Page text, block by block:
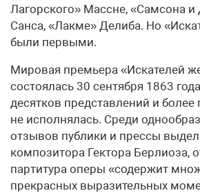
Лагорского» Массне, «Самсона и
Санса, «Лакме» Делиба. Но
были первыми.
Мировая премьера «Искателей
состоялась 30 сентября 1863
десятков представлений и
не исполнялась. Среди
отзывов публики и прессы
композитора Гектора Берлиоза,
партитура оперы «содержит
прекрасных выразительных